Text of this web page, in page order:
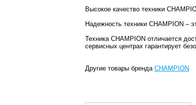
Высокое качество техники
Надежность техники CHAMPION –
Техника CHAMPION отличается
сервисных центрах гарантирует
Другие товары бренда CHAMPION